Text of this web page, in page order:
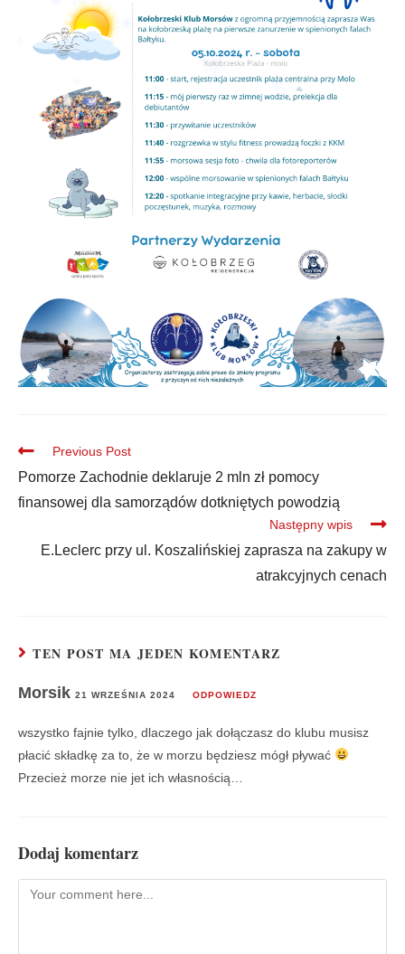
Previous Post
Pomorze Zachodnie deklaruje 2 mln zł pomocy
finansowej dla samorządów dotkniętych powodzią
Następny wpis
E.Leclerc przy ul. Koszalińskiej zaprasza na zakupy w
atrakcyjnych cenach
TEN POST MA JEDEN KOMENTARZ
Morsik 21 WRZEŚNIA 2024 ODPOWIEDZ
wszystko fajnie tylko, dlaczego jak dołączasz do klubu musisz
płacić składkę za to, że w morzu będziesz mógł pływać
Przecież morze nie jet ich własnością…
Dodaj komentarz